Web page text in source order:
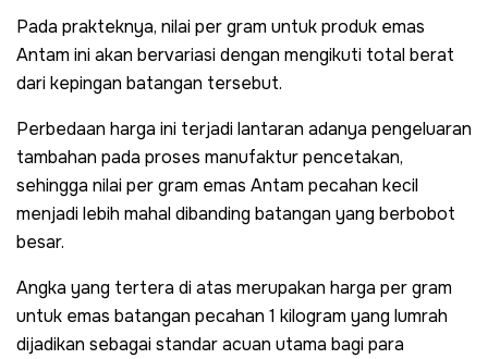
Pada prakteknya, nilai per gram untuk produk emas
Antam ini akan bervariasi dengan mengikuti total berat
dari kepingan batangan tersebut.
Perbedaan harga ini terjadi lantaran adanya pengeluaran
tambahan pada proses manufaktur pencetakan,
sehingga nilai per gram emas Antam pecahan kecil
menjadi lebih mahal dibanding batangan yang berbobot
besar.
Angka yang tertera di atas merupakan harga per gram
untuk emas batangan pecahan 1 kilogram yang lumrah
dijadikan sebagai standar acuan utama bagi para